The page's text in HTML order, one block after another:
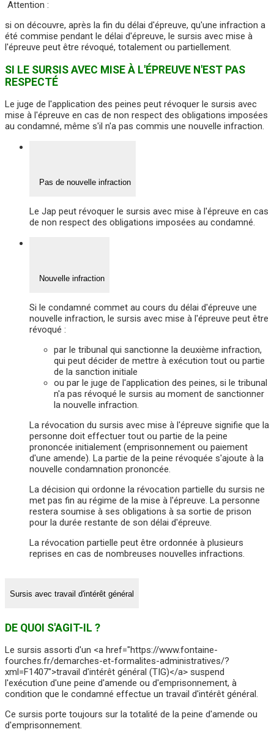
Attention :
si on découvre, après la fin du délai d'épreuve, qu'une infraction a
été commise pendant le délai d'épreuve, le sursis avec mise à
l'épreuve peut être révoqué, totalement ou partiellement.
SI LE SURSIS AVEC MISE À L'ÉPREUVE N'EST PAS
RESPECTÉ
Le juge de l'application des peines peut révoquer le sursis avec
mise à l'épreuve en cas de non respect des obligations imposées
au condamné, même s'il n'a pas commis une nouvelle infraction.
Pas de nouvelle infraction
Le Jap peut révoquer le sursis avec mise à l'épreuve en cas
de non respect des obligations imposées au condamné.
Nouvelle infraction
Si le condamné commet au cours du délai d'épreuve une
nouvelle infraction, le sursis avec mise à l'épreuve peut être
révoqué :
par le tribunal qui sanctionne la deuxième infraction,
qui peut décider de mettre à exécution tout ou partie
de la sanction initiale
ou par le juge de l'application des peines, si le tribunal
n'a pas révoqué le sursis au moment de sanctionner
la nouvelle infraction.
La révocation du sursis avec mise à l'épreuve signifie que la
personne doit effectuer tout ou partie de la peine
prononcée initialement (emprisonnement ou paiement
d'une amende). La partie de la peine révoquée s'ajoute à la
nouvelle condamnation prononcée.
La décision qui ordonne la révocation partielle du sursis ne
met pas fin au régime de la mise à l'épreuve. La personne
restera soumise à ses obligations à sa sortie de prison
pour la durée restante de son délai d'épreuve.
La révocation partielle peut être ordonnée à plusieurs
reprises en cas de nombreuses nouvelles infractions.
Sursis avec travail d'intérêt général
DE QUOI S'AGIT-IL ?
Le sursis assorti d'un <a href="https://www.fontaine-
fourches.fr/demarches-et-formalites-administratives/?
xml=F1407">travail d'intérêt général (TIG)</a> suspend
l'exécution d'une peine d'amende ou d'emprisonnement, à
condition que le condamné effectue un travail d'intérêt général.
Ce sursis porte toujours sur la totalité de la peine d'amende ou
d'emprisonnement.